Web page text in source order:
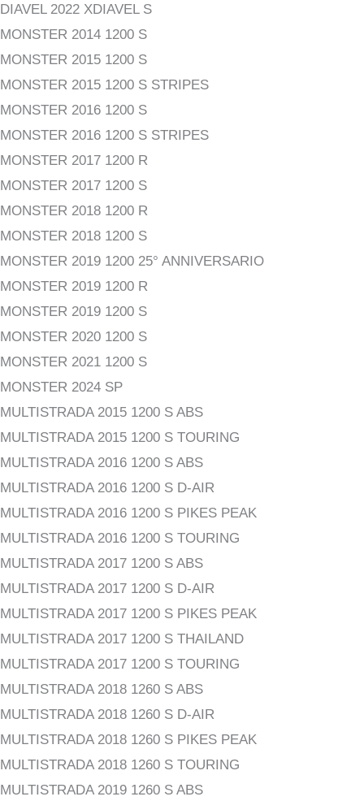
DIAVEL 2022 XDIAVEL S
MONSTER 2014 1200 S
MONSTER 2015 1200 S
MONSTER 2015 1200 S STRIPES
MONSTER 2016 1200 S
MONSTER 2016 1200 S STRIPES
MONSTER 2017 1200 R
MONSTER 2017 1200 S
MONSTER 2018 1200 R
MONSTER 2018 1200 S
MONSTER 2019 1200 25° ANNIVERSARIO
MONSTER 2019 1200 R
MONSTER 2019 1200 S
MONSTER 2020 1200 S
MONSTER 2021 1200 S
MONSTER 2024 SP
MULTISTRADA 2015 1200 S ABS
MULTISTRADA 2015 1200 S TOURING
MULTISTRADA 2016 1200 S ABS
MULTISTRADA 2016 1200 S D-AIR
MULTISTRADA 2016 1200 S PIKES PEAK
MULTISTRADA 2016 1200 S TOURING
MULTISTRADA 2017 1200 S ABS
MULTISTRADA 2017 1200 S D-AIR
MULTISTRADA 2017 1200 S PIKES PEAK
MULTISTRADA 2017 1200 S THAILAND
MULTISTRADA 2017 1200 S TOURING
MULTISTRADA 2018 1260 S ABS
MULTISTRADA 2018 1260 S D-AIR
MULTISTRADA 2018 1260 S PIKES PEAK
MULTISTRADA 2018 1260 S TOURING
MULTISTRADA 2019 1260 S ABS